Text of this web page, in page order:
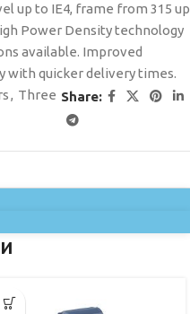
up to IE4, frame from 315 up
Power Density technology
available. Improved
with quicker delivery times.
, Three Share: